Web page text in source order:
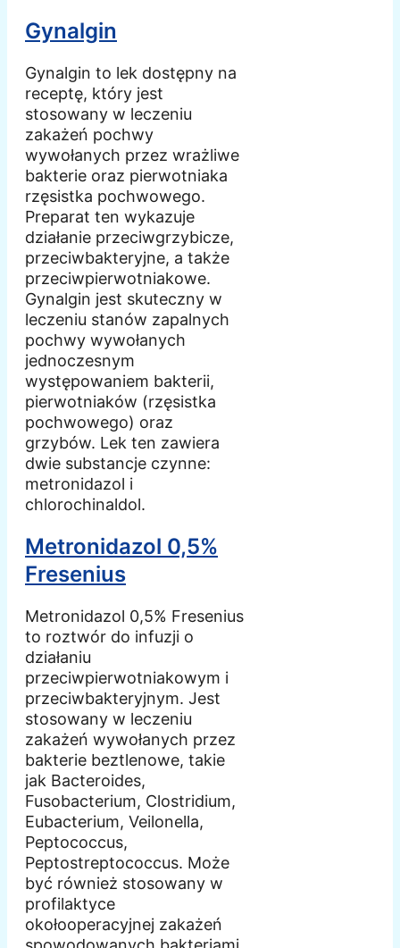
Gynalgin
Gynalgin to lek dostępny na
receptę, który jest
stosowany w leczeniu
zakażeń pochwy
wywołanych przez wrażliwe
bakterie oraz pierwotniaka
rzęsistka pochwowego.
Preparat ten wykazuje
działanie przeciwgrzybicze,
przeciwbakteryjne, a także
przeciwpierwotniakowe.
Gynalgin jest skuteczny w
leczeniu stanów zapalnych
pochwy wywołanych
jednoczesnym
występowaniem bakterii,
pierwotniaków (rzęsistka
pochwowego) oraz
grzybów. Lek ten zawiera
dwie substancje czynne:
metronidazol i
chlorochinaldol.
Metronidazol 0,5%
Fresenius
Metronidazol 0,5% Fresenius
to roztwór do infuzji o
działaniu
przeciwpierwotniakowym i
przeciwbakteryjnym. Jest
stosowany w leczeniu
zakażeń wywołanych przez
bakterie beztlenowe, takie
jak Bacteroides,
Fusobacterium, Clostridium,
Eubacterium, Veilonella,
Peptococcus,
Peptostreptococcus. Może
być również stosowany w
profilaktyce
okołooperacyjnej zakażeń